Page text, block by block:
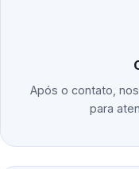
Após o contato,
para